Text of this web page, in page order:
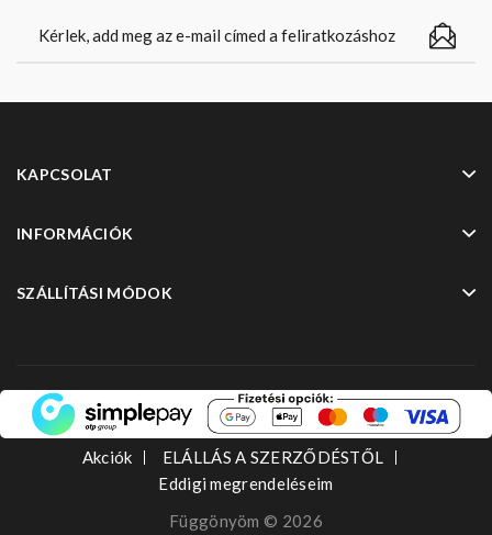
KAPCSOLAT
INFORMÁCIÓK
SZÁLLÍTÁSI MÓDOK
Akciók
ELÁLLÁS A SZERZŐDÉSTŐL
Eddigi megrendeléseim
Függönyöm © 2026